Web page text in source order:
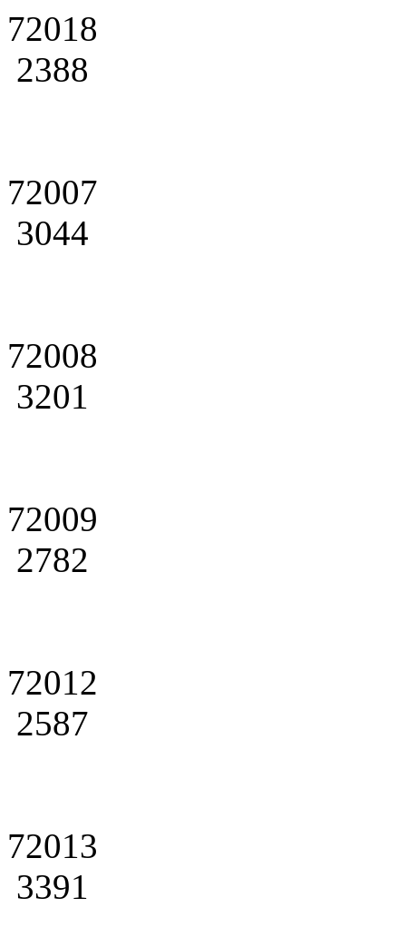
72018
2388
72007
3044
72008
3201
72009
2782
72012
2587
72013
3391